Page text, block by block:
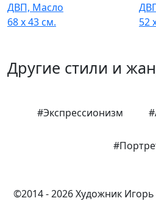
ДВП, Масло
68 x 43 см.
52
Другие стили и
#Экспрессионизм
©2014 - 2026 Художник